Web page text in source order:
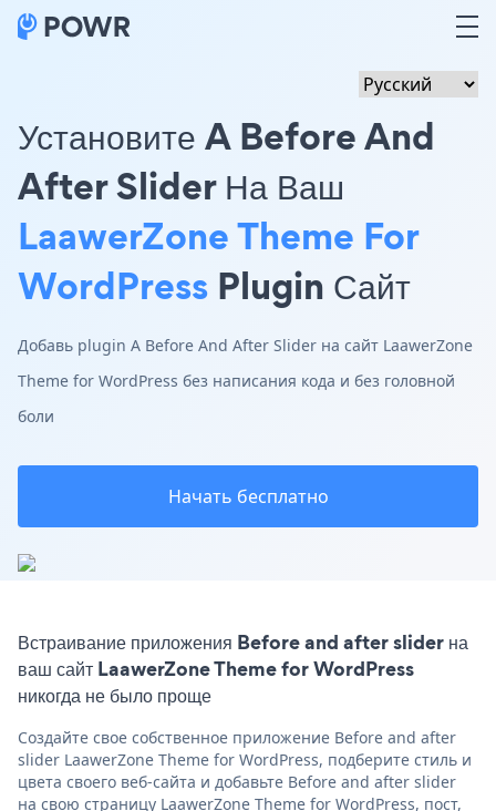
Установите A Before And
After Slider На Ваш
LaawerZone Theme For
WordPress Plugin Сайт
Добавь plugin A Before And After Slider на сайт LaawerZone
Theme for WordPress без написания кода и без головной
боли
Начать бесплатно
Встраивание приложения Before and after slider на
ваш сайт LaawerZone Theme for WordPress
никогда не было проще
Создайте свое собственное приложение Before and after
slider LaawerZone Theme for WordPress, подберите стиль и
цвета своего веб-сайта и добавьте Before and after slider
на свою страницу LaawerZone Theme for WordPress, пост,